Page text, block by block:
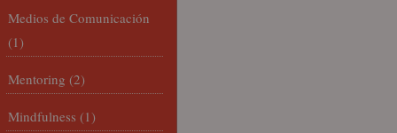
Medios de Comunicación
(1)
Mentoring (2)
Mindfulness (1)